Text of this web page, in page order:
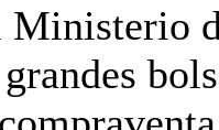
Ministerio